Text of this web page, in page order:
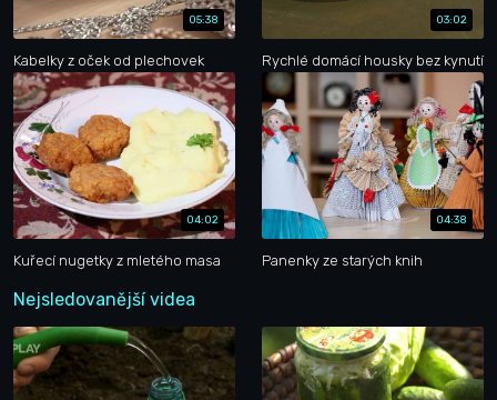
05:38
Kabelky z oček od plechovek
03:02
Rychlé domácí housky bez kynutí
04:02
Kuřecí nugetky z mletého masa
04:38
Panenky ze starých knih
Nejsledovanější videa